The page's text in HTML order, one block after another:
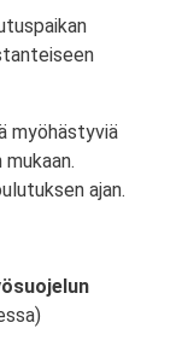
myöhästyviä
ajan.